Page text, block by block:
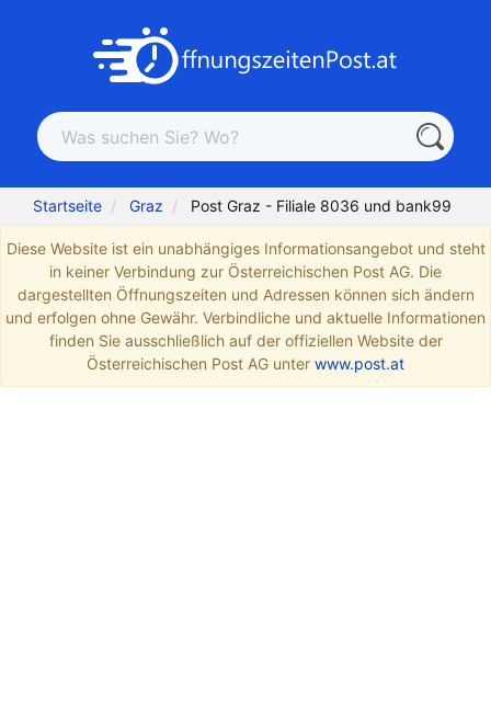
Startseite Graz Post Graz - Filiale 8036 und bank99
Diese Website ist ein unabhängiges Informationsangebot und steht
in keiner Verbindung zur Österreichischen Post AG. Die
dargestellten Öffnungszeiten und Adressen können sich ändern
und erfolgen ohne Gewähr. Verbindliche und aktuelle Informationen
finden Sie ausschließlich auf der offiziellen Website der
Österreichischen Post AG unter www.post.at